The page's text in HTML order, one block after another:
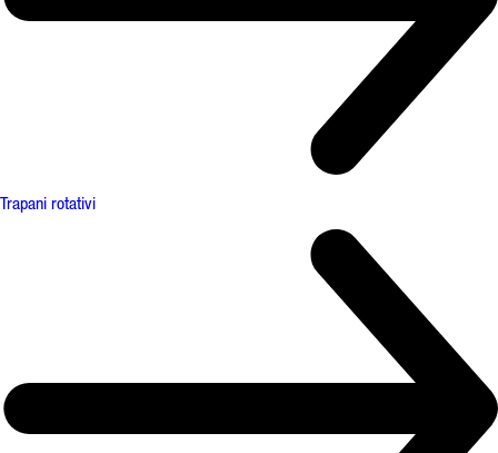
Trapani rotativi